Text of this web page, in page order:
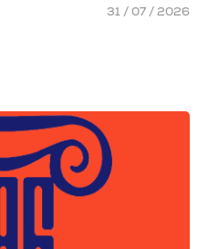
31 / 07 / 2026